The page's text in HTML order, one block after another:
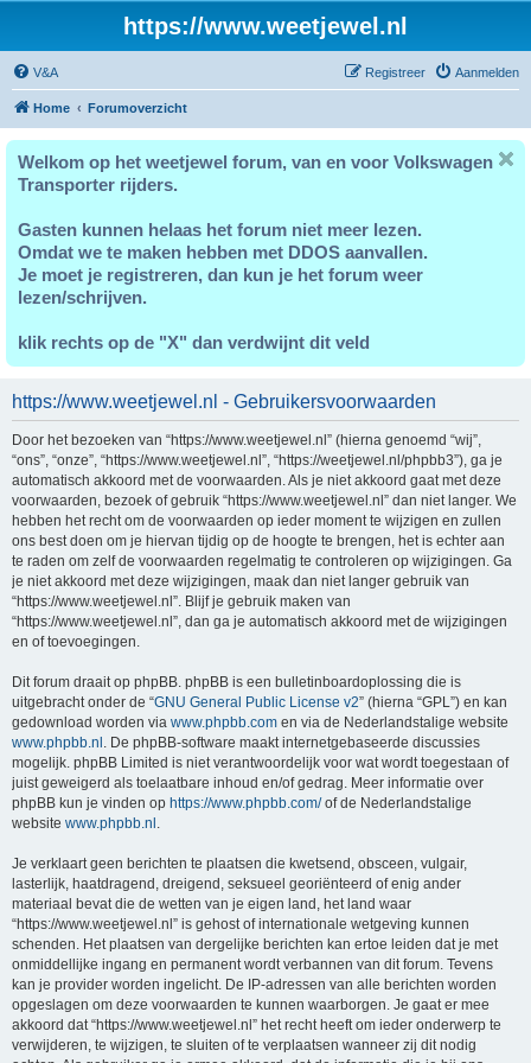
https://www.weetjewel.nl
V&A Aanmelden
Registreer
Home Forumoverzicht
Welkom op het weetjewel forum, van en voor Volkswagen
Transporter rijders.
Gasten kunnen helaas het forum niet meer lezen.
Omdat we te maken hebben met DDOS aanvallen.
Je moet je registreren, dan kun je het forum weer
lezen/schrijven.
klik rechts op de "X" dan verdwijnt dit veld
https://www.weetjewel.nl - Gebruikersvoorwaarden
Door het bezoeken van “https://www.weetjewel.nl” (hierna genoemd “wij”,
“ons”, “onze”, “https://www.weetjewel.nl”, “https://weetjewel.nl/phpbb3”), ga je
automatisch akkoord met de voorwaarden. Als je niet akkoord gaat met deze
voorwaarden, bezoek of gebruik “https://www.weetjewel.nl” dan niet langer. We
hebben het recht om de voorwaarden op ieder moment te wijzigen en zullen
ons best doen om je hiervan tijdig op de hoogte te brengen, het is echter aan
te raden om zelf de voorwaarden regelmatig te controleren op wijzigingen. Ga
je niet akkoord met deze wijzigingen, maak dan niet langer gebruik van
“https://www.weetjewel.nl”. Blijf je gebruik maken van
“https://www.weetjewel.nl”, dan ga je automatisch akkoord met de wijzigingen
en of toevoegingen.
Dit forum draait op phpBB. phpBB is een bulletinboardoplossing die is
uitgebracht onder de “GNU General Public License v2” (hierna “GPL”) en kan
gedownload worden via www.phpbb.com en via de Nederlandstalige website
www.phpbb.nl . De phpBB-software maakt internetgebaseerde discussies
mogelijk. phpBB Limited is niet verantwoordelijk voor wat wordt toegestaan of
juist geweigerd als toelaatbare inhoud en/of gedrag. Meer informatie over
phpBB kun je vinden op https://www.phpbb.com/of de Nederlandstalige
website www.phpbb.nl .
Je verklaart geen berichten te plaatsen die kwetsend, obsceen, vulgair,
lasterlijk, haatdragend, dreigend, seksueel georiënteerd of enig ander
materiaal bevat die de wetten van je eigen land, het land waar
“https://www.weetjewel.nl” is gehost of internationale wetgeving kunnen
schenden. Het plaatsen van dergelijke berichten kan ertoe leiden dat je met
onmiddellijke ingang en permanent wordt verbannen van dit forum. Tevens
kan je provider worden ingelicht. De IP-adressen van alle berichten worden
opgeslagen om deze voorwaarden te kunnen waarborgen. Je gaat er mee
akkoord dat “https://www.weetjewel.nl” het recht heeft om ieder onderwerp te
verwijderen, te wijzigen, te sluiten of te verplaatsen wanneer zij dit nodig